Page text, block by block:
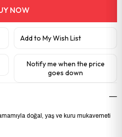
Add to My Wish List
Notify me when the price
goes down
doğal, yaş ve kuru mukavemeti